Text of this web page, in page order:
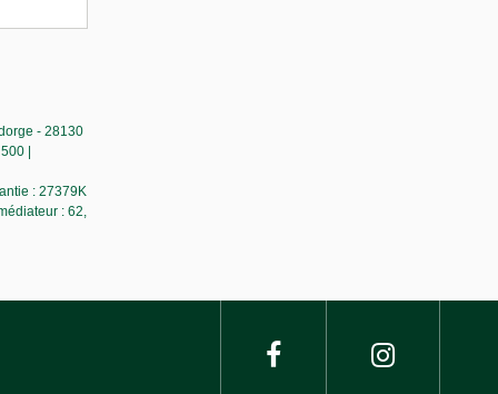
- 28130
|
: 27379K
: 62,